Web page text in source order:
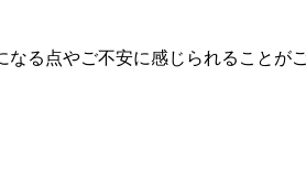
る点やご不安に感じられることが